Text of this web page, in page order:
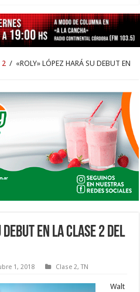
2 / «ROLY» LÓPEZ HARÁ SU DEBUT EN
EN LA CLASE 2 DEL
1, 2018 Clase 2,TN
Walt